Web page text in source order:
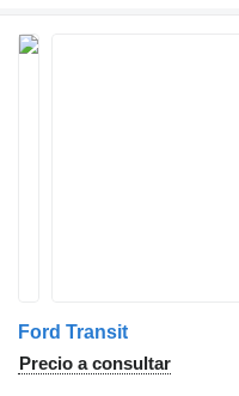
Ford Transit
Precio a consultar